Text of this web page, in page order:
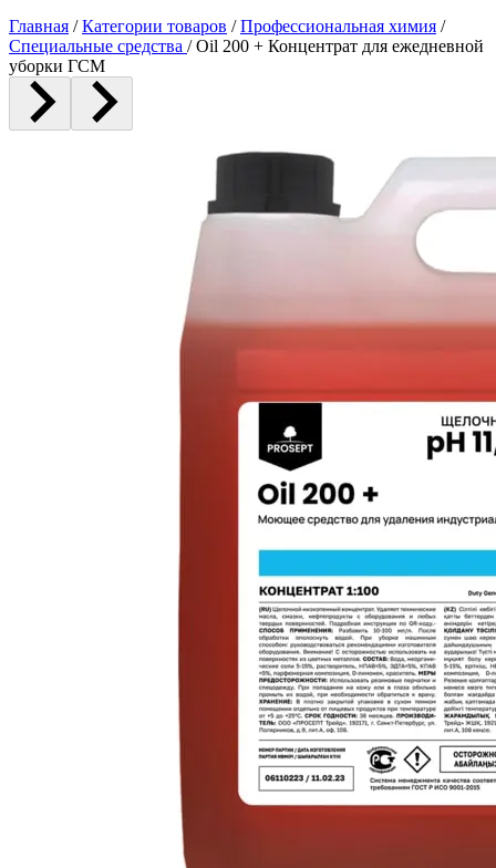
Главная / Категории товаров / Профессиональная химия /
Специальные средства / Oil 200 + Концентрат для ежедневной
уборки ГСМ